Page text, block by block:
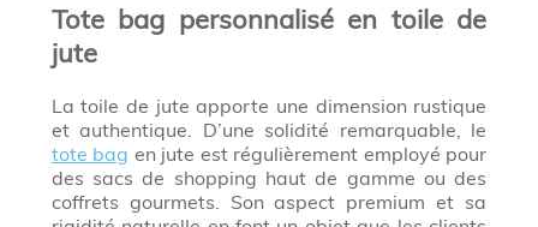
Tote bag personnalisé en toile de
jute
La toile de jute apporte une dimension rustique
et authentique. D’une solidité remarquable, le
tote bag en jute est régulièrement employé pour
des sacs de shopping haut de gamme ou des
coffrets gourmets. Son aspect premium et sa